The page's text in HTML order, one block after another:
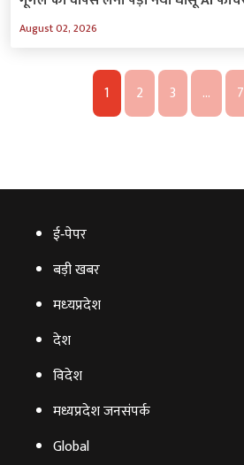
August 02, 2026
1 2 3 …
ई‑पेपर
बड़ी खबर
मध्‍यप्रदेश
देश
विदेश
मध्यप्रदेश जनसंपर्क
Global